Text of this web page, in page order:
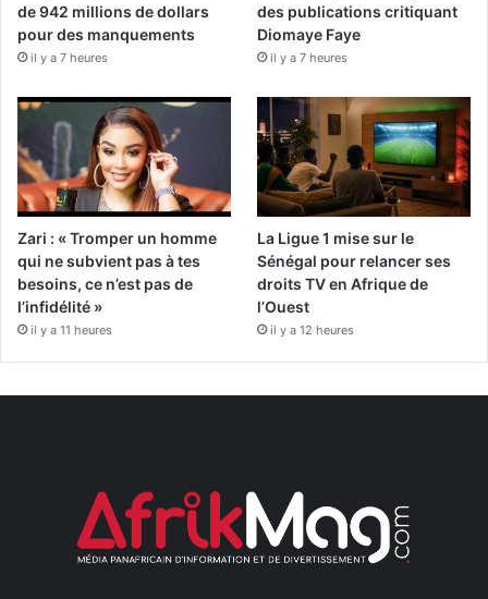
de 942 millions de dollars
pour des manquements
il y a 7 heures
des publications critiquant
Diomaye Faye
il y a 7 heures
Zari : « Tromper un homme
qui ne subvient pas à tes
besoins, ce n’est pas de
l’infidélité »
il y a 11 heures
La Ligue 1 mise sur le
Sénégal pour relancer ses
droits TV en Afrique de
l’Ouest
il y a 12 heures